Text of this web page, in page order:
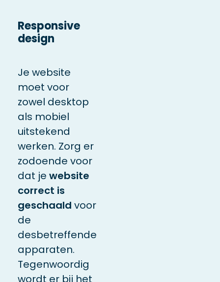
Responsive
design
Je website
moet voor
zowel desktop
als mobiel
uitstekend
werken. Zorg er
zodoende voor
dat je website
correct is
geschaald voor
de
desbetreffende
apparaten.
Tegenwoordig
wordt er bij het